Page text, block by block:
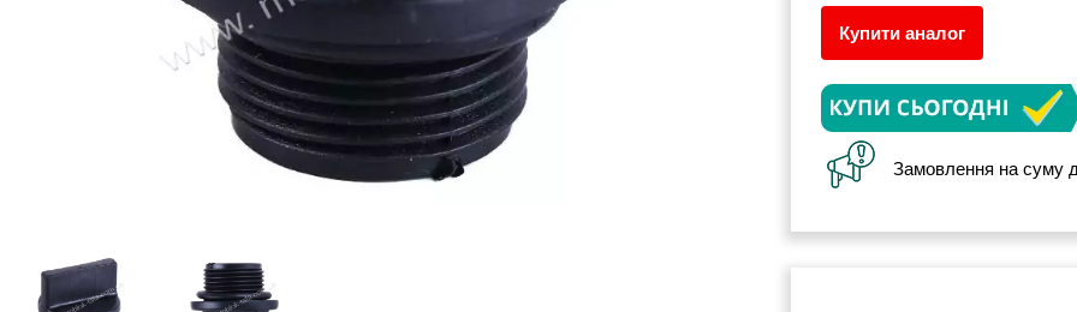
Купити аналог
Замовлення на суму